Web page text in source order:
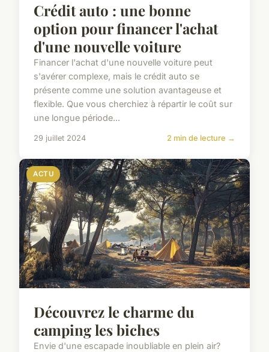
Crédit auto : une bonne
option pour financer l'achat
d'une nouvelle voiture
Financer l'achat d'une nouvelle voiture peut
s'avérer complexe, mais le crédit auto se
présente comme une solution avantageuse et
flexible. Que vous cherchiez à répartir le coût sur
une longue période...
29 juillet 2024 2 min de lecture →
ACTU
Découvrez le charme du
camping les biches
Envie d'une escapade inoubliable en plein air?